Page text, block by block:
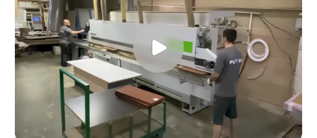
Сборка
Для тех, кто ценит экономию времени
и уверенность в качестве, мы предлагаем
услугу сборки мебели. Наши мастера имеют
большой опыт и соблюдают все
технологические регламенты, чтоисключает